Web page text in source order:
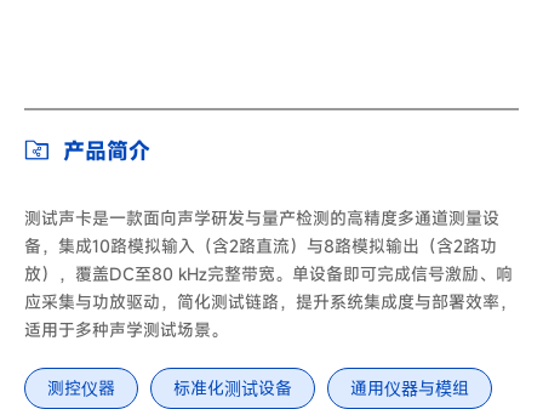
产品简介
测试声卡是一款面向声学研发与量产检测的高精度多通道测量设
备，集成10路模拟输入（含2路直流）与8路模拟输出（含2路功
放），覆盖DC至80 kHz完整带宽。单设备即可完成信号激励、响
应采集与功放驱动，简化测试链路，提升系统集成度与部署效率，
适用于多种声学测试场景。
测控仪器 标准化测试设备 通用仪器与模组